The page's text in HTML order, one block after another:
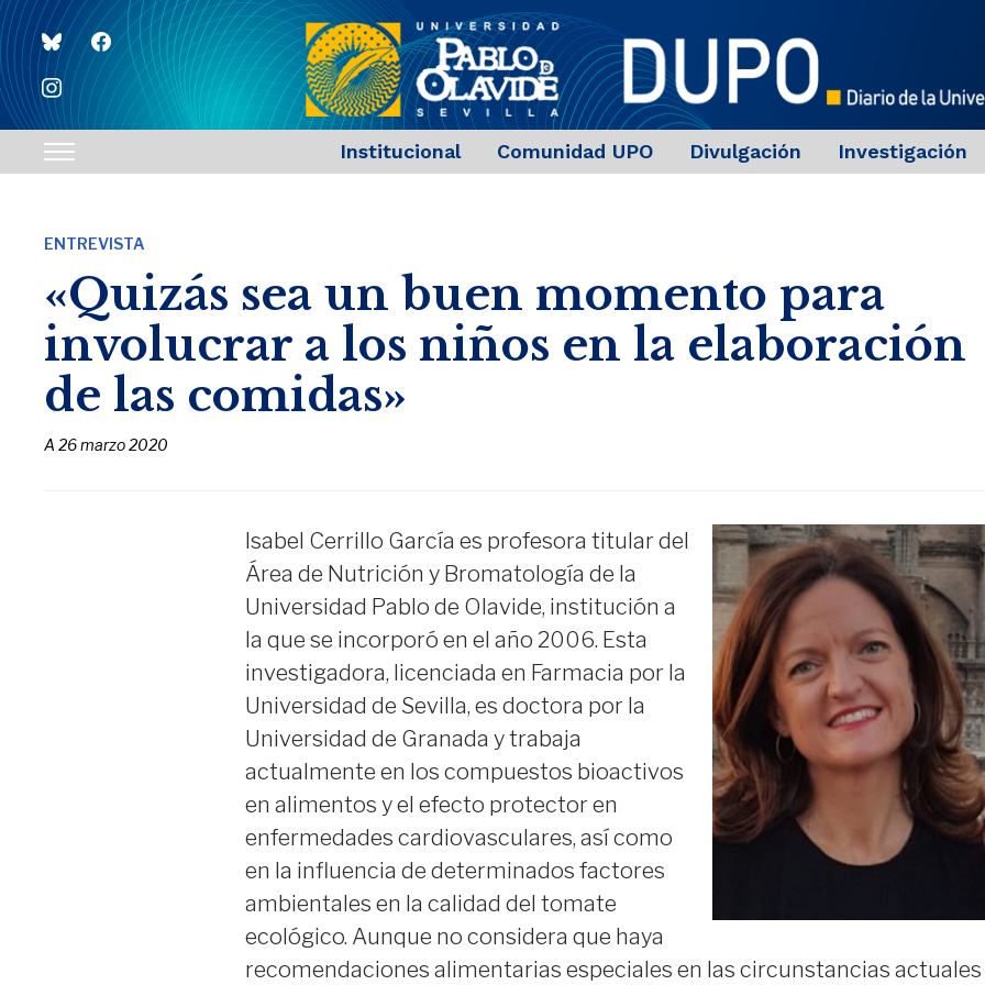
blueskyfacebook
instagram
Toggle
navigation
Institucional Comunidad UPO Divulgación Investigación
ENTREVISTA
«Quizás sea un buen momento para
involucrar a los niños en la elaboración
de las comidas»
A26 marzo 2020
Isabel Cerrillo García es profesora titular del
Área de Nutrición y Bromatología de la
Universidad Pablo de Olavide, institución a
la que se incorporó en el año 2006. Esta
investigadora, licenciada en Farmacia por la
Universidad de Sevilla, es doctora por la
Universidad de Granada y trabaja
actualmente en los compuestos bioactivos
en alimentos y el efecto protector en
enfermedades cardiovasculares, así como
en la influencia de determinados factores
ambientales en la calidad del tomate
ecológico. Aunque no considera que haya
recomendaciones alimentarias especiales en las circunstancias actuales